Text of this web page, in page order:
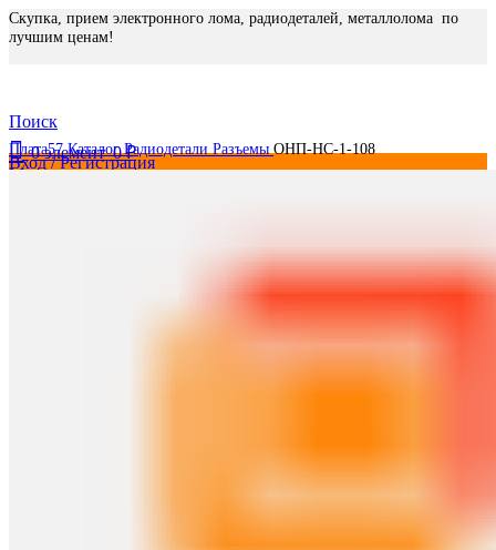
Скупка, прием электронного лома, радиодеталей, металлолома по
лучшим ценам!
Поиск
0элемент 0₽
Меню
Вход / Регистрация
Плата57КаталогРадиодетали Разъемы ОНП-НС-1-108